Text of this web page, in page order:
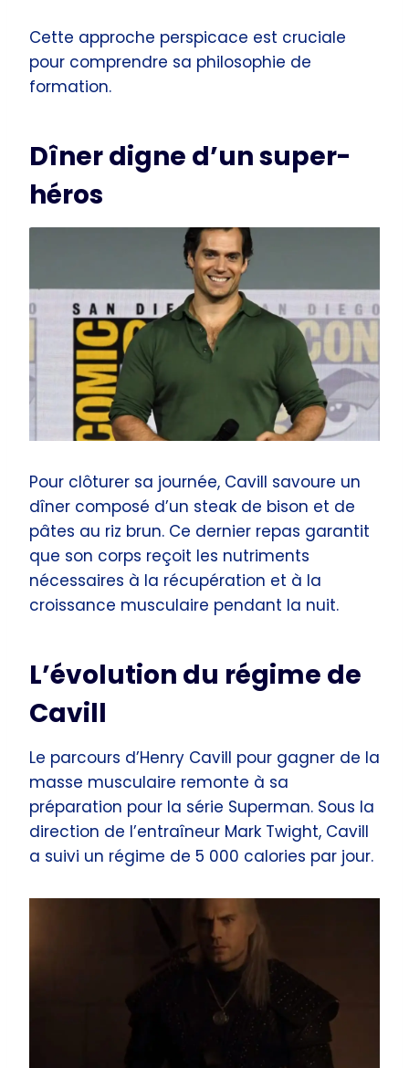
Cette approche perspicace est cruciale
pour comprendre sa philosophie de
formation.
Dîner digne d’un super-
héros
Pour clôturer sa journée, Cavill savoure un
dîner composé d’un steak de bison et de
pâtes au riz brun. Ce dernier repas garantit
que son corps reçoit les nutriments
nécessaires à la récupération et à la
croissance musculaire pendant la nuit.
L’évolution du régime de
Cavill
Le parcours d’Henry Cavill pour gagner de la
masse musculaire remonte à sa
préparation pour la série Superman. Sous la
direction de l’entraîneur Mark Twight, Cavill
a suivi un régime de 5 000 calories par jour.